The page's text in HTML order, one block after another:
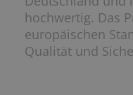
hochwertig. Das
europäischen
Qualität und